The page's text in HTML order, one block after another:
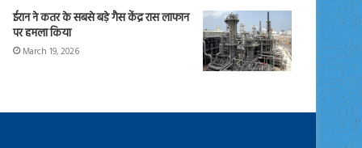
ईरान ने कतर के सबसे बड़े गैस केंद्र रास लाफान
पर हमला किया
March 19, 2026